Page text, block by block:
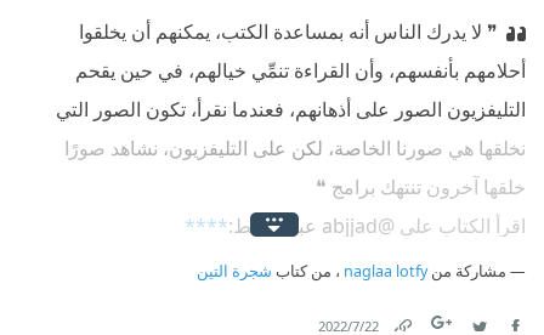
❞ لا يدرك الناس أنه بمساعدة الكتب، يمكنهم أن يخلقوا
أحلامهم بأنفسهم، وأن القراءة تنمِّي خيالهم، في حين يقحم
التليفزيون الصور على أذهانهم، فعندما نقرأ، تكون الصور التي
نخلقها هي صورنا الخاصة، لكن على التليفزيون، نشاهد صورًا
خلقها آخرون تنتهك برامج ❝
‏اقرأ الكتاب على @abjjad عبر الرابط:‏
****
#أبجد
#شجرة_التين
مشاركة منnaglaa lotfy ، من كتاب شجرة التين
22‏/7‏/2022